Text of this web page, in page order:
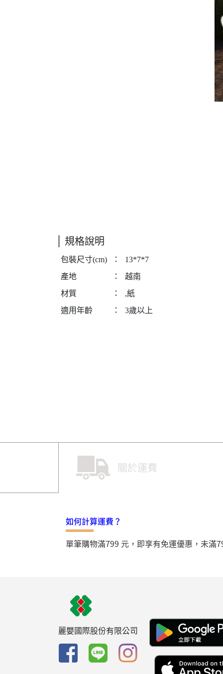
規格說明
包裝尺寸(cm) ：
13*7*7
產地
：
越南
材質
：
,紙
適用年齡
： 3歲以上
關於運費
如何計算運費？
單筆購物滿799 元，即享有免運優惠，未滿
麗嬰國際股份有限公司